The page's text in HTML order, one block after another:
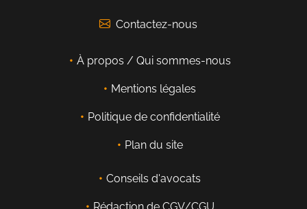
Contactez-nous
À propos / Qui sommes-nous
Mentions légales
Politique de confidentialité
Plan du site
Conseils d'avocats